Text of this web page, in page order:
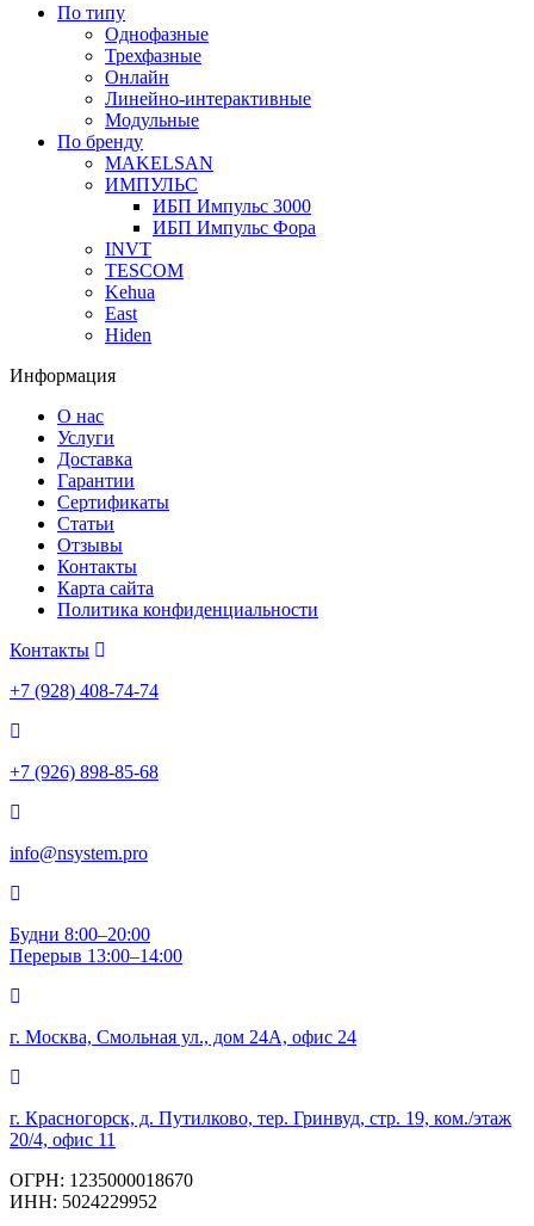
По типу
Однофазные
Трехфазные
Онлайн
Линейно-интерактивные
Модульные
По бренду
MAKELSAN
ИМПУЛЬС
ИБП Импульс 3000
ИБП Импульс Фора
INVT
TESCOM
Kehua
East
Hiden
Информация
О нас
Услуги
Доставка
Гарантии
Сертификаты
Статьи
Отзывы
Контакты
Карта сайта
Политика конфиденциальности
Контакты
+7 (928) 408-74-74
+7 (926) 898-85-68
info@nsystem.pro
Будни 8:00–20:00
Перерыв 13:00–14:00
г. Москва, Смольная ул., дом 24А, офис 24
г. Красногорск, д. Путилково, тер. Гринвуд, стр. 19, ком./этаж
20/4, офис 11
ОГРН: 1235000018670
ИНН: 5024229952